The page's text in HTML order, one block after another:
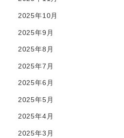
2025年10月
2025年9月
2025年8月
2025年7月
2025年6月
2025年5月
2025年4月
2025年3月